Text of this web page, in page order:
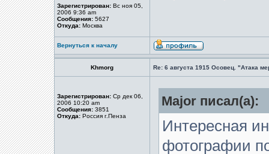
Зарегистрирован: Вс ноя 05,
2006 9:36 am
Сообщения: 5627
Откуда: Москва
Вернуться к началу
Khmorg Re: 6 августа 1915 Осовец. "Атака
Зарегистрирован: Ср дек 06,
2006 10:20 am
Сообщения: 3851
Откуда: Россия г.Пенза
Major писал(а):
Интересная
фотографии